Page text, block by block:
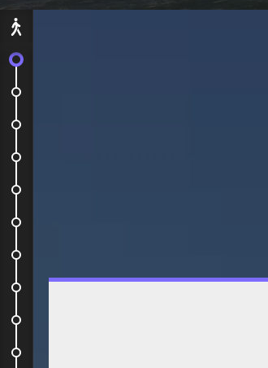
Depart en HelpX